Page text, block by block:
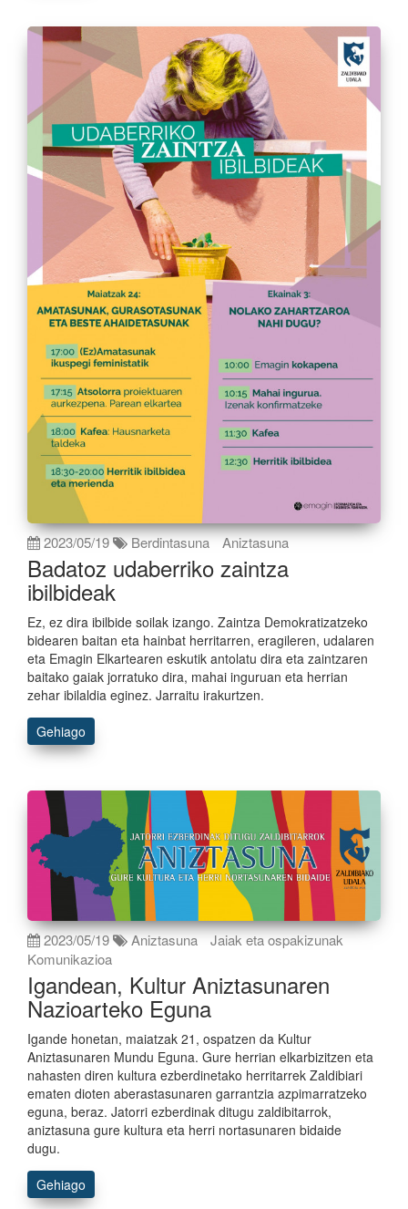
2023/05/19 Berdintasuna Aniztasuna
Badatoz udaberriko zaintza
ibilbideak
Ez, ez dira ibilbide soilak izango. Zaintza Demokratizatzeko
bidearen baitan eta hainbat herritarren, eragileren, udalaren
eta Emagin Elkartearen eskutik antolatu dira eta zaintzaren
baitako gaiak jorratuko dira, mahai inguruan eta herrian
zehar ibilaldia eginez. Jarraitu irakurtzen.
Gehiago
2023/05/19 Aniztasuna
Jaiak eta ospakizunak
Komunikazioa
Igandean, Kultur Aniztasunaren
Nazioarteko Eguna
Igande honetan, maiatzak 21, ospatzen da Kultur
Aniztasunaren Mundu Eguna. Gure herrian elkarbizitzen eta
nahasten diren kultura ezberdinetako herritarrek Zaldibiari
ematen dioten aberastasunaren garrantzia azpimarratzeko
eguna, beraz. Jatorri ezberdinak ditugu zaldibitarrok,
aniztasuna gure kultura eta herri nortasunaren bidaide
dugu.
Gehiago